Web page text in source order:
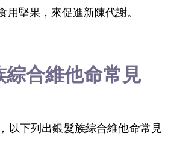
用堅果，來促進新陳代謝。
綜合維他命常見
以下列出銀髮族綜合維他命常見